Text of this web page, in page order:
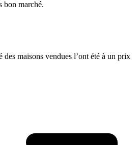
bon marché.
maisons vendues l’ont été à un prix